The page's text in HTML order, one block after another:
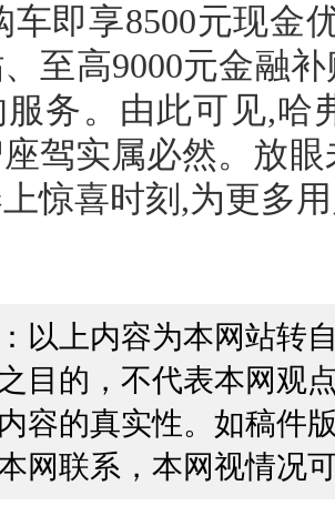
车即享8500元现金
至高9000元金融
务。由此可见,哈
驾实属必然。放
惊喜时刻,为更多
以上内容为本网站转
目的，不代表本网观
容的真实性。如稿件
网联系，本网视情况